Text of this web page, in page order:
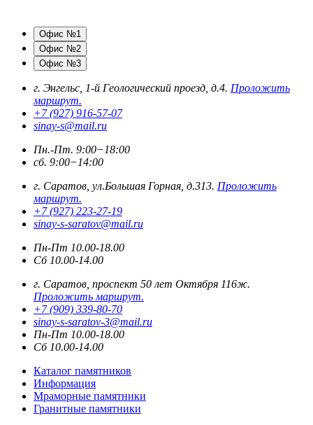
Офис №1
Офис №2
Офис №3
г. Энгельс, 1-й Геологический проезд, д.4. Проложить
маршрут.
+7 (927) 916-57-07
sinay-s@mail.ru
Пн.-Пт. 9:00−18:00
сб. 9:00−14:00
г. Саратов, ул.Большая Горная, д.313. Проложить
маршрут.
+7 (927) 223-27-19
sinay-s-saratov@mail.ru
Пн-Пт 10.00-18.00
Сб 10.00-14.00
г. Саратов, проспект 50 лет Октября 116ж.
Проложить маршрут.
+7 (909) 339-80-70
sinay-s-saratov-3@mail.ru
Пн-Пт 10.00-18.00
Сб 10.00-14.00
Каталог памятников
Информация
Мраморные памятники
Гранитные памятники